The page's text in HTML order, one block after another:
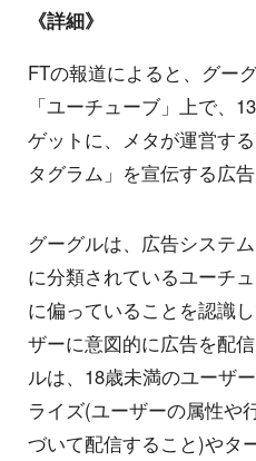
《詳細》
FTの報道によると、グー
「ユーチューブ」上で、
ゲットに、メタが運営す
タグラム」を宣伝する広
グーグルは、広告システ
に分類されているユーチ
に偏っていることを認識
ザーに意図的に広告を配
ルは、18歳未満のユーザ
ライズ(ユーザーの属性や
づいて配信すること)やタ